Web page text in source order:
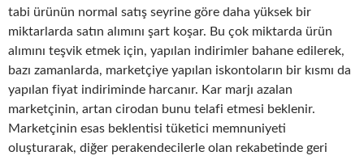
tabi ürünün normal satış seyrine göre daha yüksek bir
miktarlarda satın alımını şart koşar. Bu çok miktarda ürün
alımını teşvik etmek için, yapılan indirimler bahane edilerek,
bazı zamanlarda, marketçiye yapılan iskontoların bir kısmı da
yapılan fiyat indiriminde harcanır. Kar marjı azalan
marketçinin, artan cirodan bunu telafi etmesi beklenir.
Marketçinin esas beklentisi tüketici memnuniyeti
oluşturarak, diğer perakendecilerle olan rekabetinde geri